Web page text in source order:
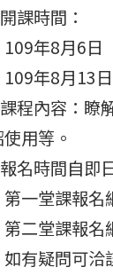
課時間：
109年8月6日
109年8月13
程內容：瞭
用等。
名時間自即
第一堂課報
第二堂課報
如有疑問可